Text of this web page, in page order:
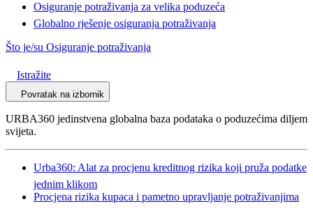
Osiguranje potraživanja za velika poduzeća
Globalno rješenje osiguranja potraživanja
Što je/su Osiguranje potraživanja
Istražite
Povratak na izbornik
URBA360 jedinstvena globalna baza podataka o poduzećima diljem
svijeta.
Urba360: Alat za procjenu kreditnog rizika koji pruža podatke
jednim klikom
Procjena rizika kupaca i pametno upravljanje potraživanjima